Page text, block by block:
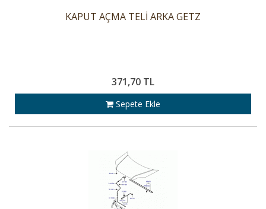
KAPUT AÇMA TELİ ARKA GETZ
371,70 TL
Sepete Ekle